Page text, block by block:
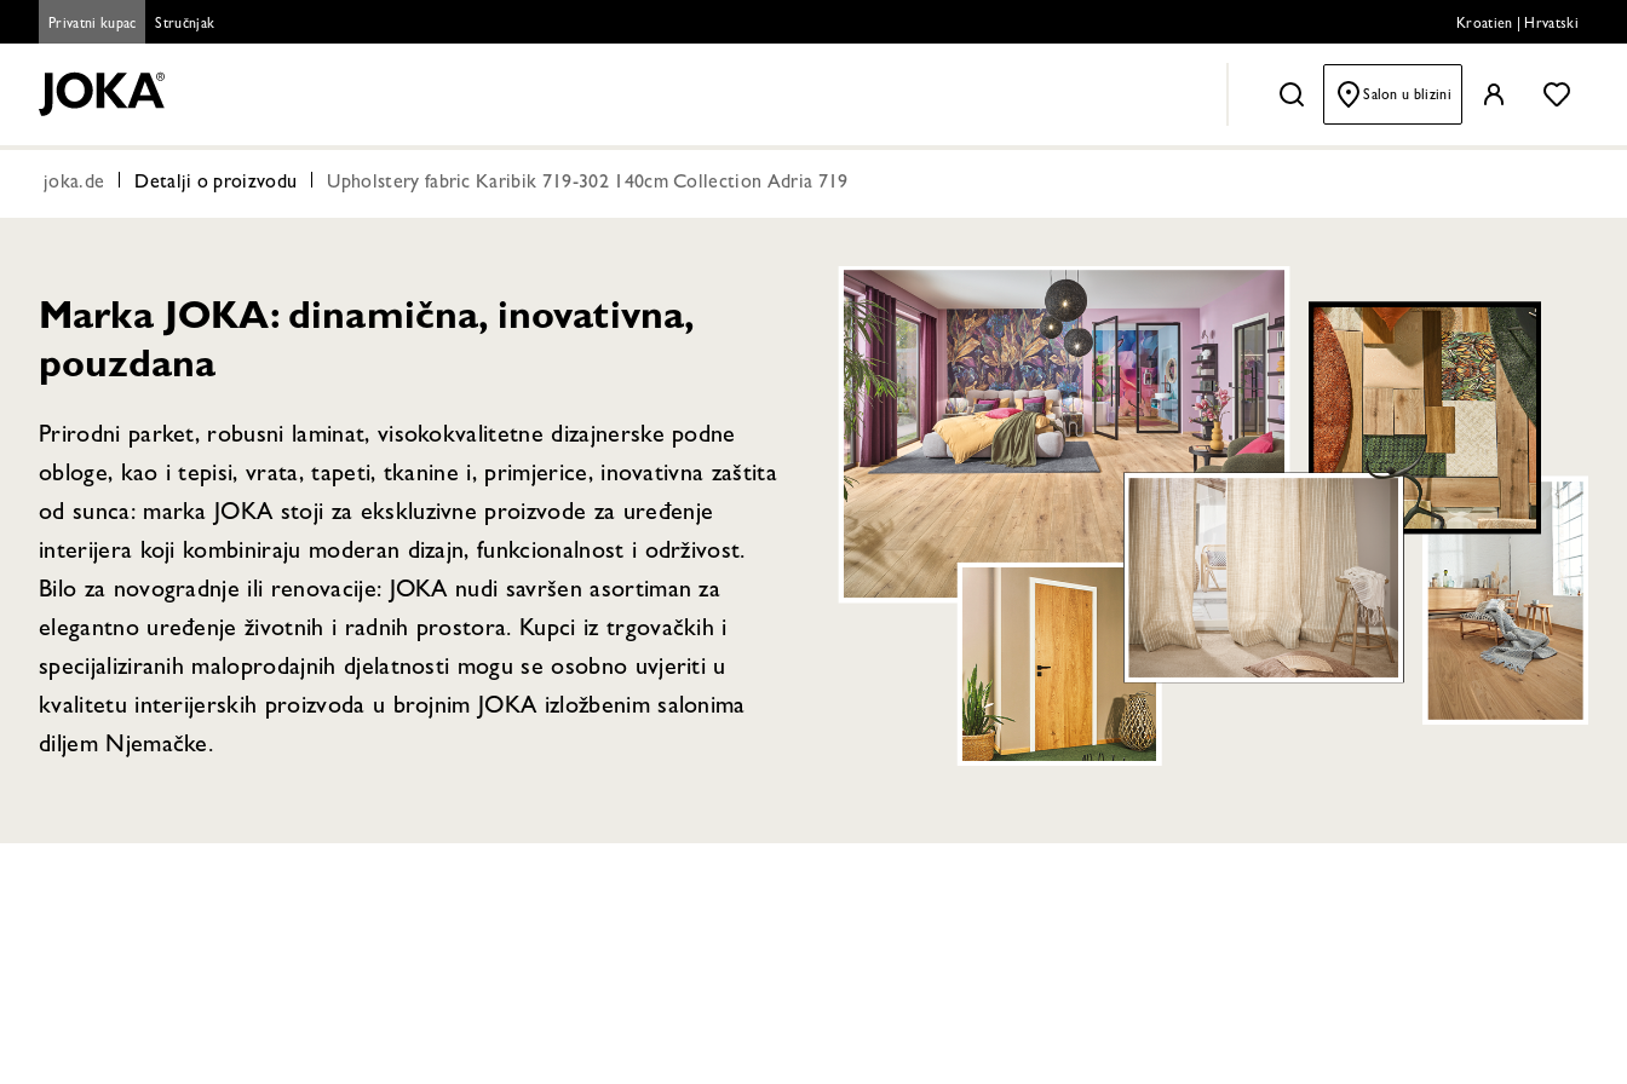
Privatni kupac Stručnjak Kroatien |Hrvatski
Salon u blizini
joka.de Detalji o proizvodu Upholstery fabric Karibik 719-302 140cm Collection Adria 719
Marka JOKA: dinamična, inovativna,
pouzdana
Prirodni parket, robusni laminat, visokokvalitetne dizajnerske podne
obloge, kao i tepisi, vrata, tapeti, tkanine i, primjerice, inovativna zaštita
od sunca: marka JOKA stoji za ekskluzivne proizvode za uređenje
interijera koji kombiniraju moderan dizajn, funkcionalnost i održivost.
Bilo za novogradnje ili renovacije: JOKA nudi savršen asortiman za
elegantno uređenje životnih i radnih prostora. Kupci iz trgovačkih i
specijaliziranih maloprodajnih djelatnosti mogu se osobno uvjeriti u
kvalitetu interijerskih proizvoda u brojnim JOKA izložbenim salonima
diljem Njemačke.